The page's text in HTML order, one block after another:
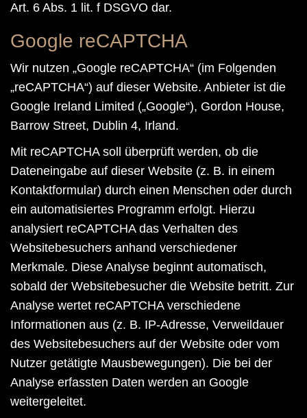
Art. 6 Abs. 1 lit. f DSGVO dar.
Google reCAPTCHA
Wir nutzen „Google reCAPTCHA“ (im Folgenden
„reCAPTCHA“) auf dieser Website. Anbieter ist die
Google Ireland Limited („Google“), Gordon House,
Barrow Street, Dublin 4, Irland.
Mit reCAPTCHA soll überprüft werden, ob die
Dateneingabe auf dieser Website (z. B. in einem
Kontaktformular) durch einen Menschen oder durch
ein automatisiertes Programm erfolgt. Hierzu
analysiert reCAPTCHA das Verhalten des
Websitebesuchers anhand verschiedener
Merkmale. Diese Analyse beginnt automatisch,
sobald der Websitebesucher die Website betritt. Zur
Analyse wertet reCAPTCHA verschiedene
Informationen aus (z. B. IP-Adresse, Verweildauer
des Websitebesuchers auf der Website oder vom
Nutzer getätigte Mausbewegungen). Die bei der
Analyse erfassten Daten werden an Google
weitergeleitet.